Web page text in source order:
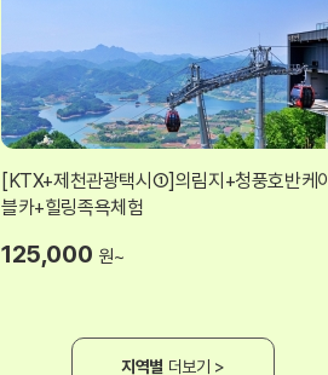
[KTX+제천관광택시①]의림지+청풍호반케이
블카+힐링족욕체험
125,000 원~
지역별 더보기 >